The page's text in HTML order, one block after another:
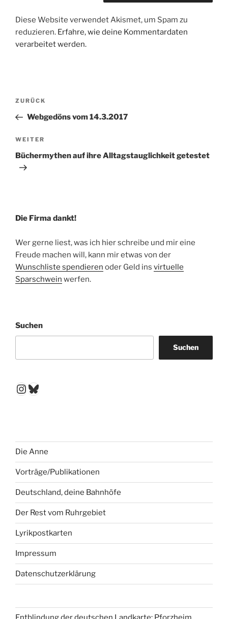
Diese Website verwendet Akismet, um Spam zu
reduzieren. Erfahre, wie deine Kommentardaten
verarbeitet werden.
Beitragsnavigation
Vorheriger
Beitrag
ZURÜCK
Webgedöns vom 14.3.2017
Nächster
Beitrag
WEITER
Büchermythen auf ihre Alltagstauglichkeit getestet
Die Firma dankt!
Wer gerne liest, was ich hier schreibe und mir eine
Freude machen will, kann mir etwas von der
Wunschliste spendieren oder Geld ins virtuelle
Sparschwein werfen.
Suchen
Suchen
Instagram
Bluesky
Die Anne
Vorträge/Publikationen
Deutschland, deine Bahnhöfe
Der Rest vom Ruhrgebiet
Lyrikpostkarten
Impressum
Datenschutzerklärung